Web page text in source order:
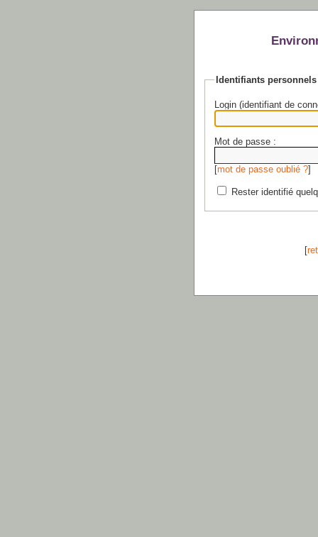
Identifiants personnels
Login (identifiant de
Mot de passe :
[mot de passe oublié ?]
Rester identifié
[